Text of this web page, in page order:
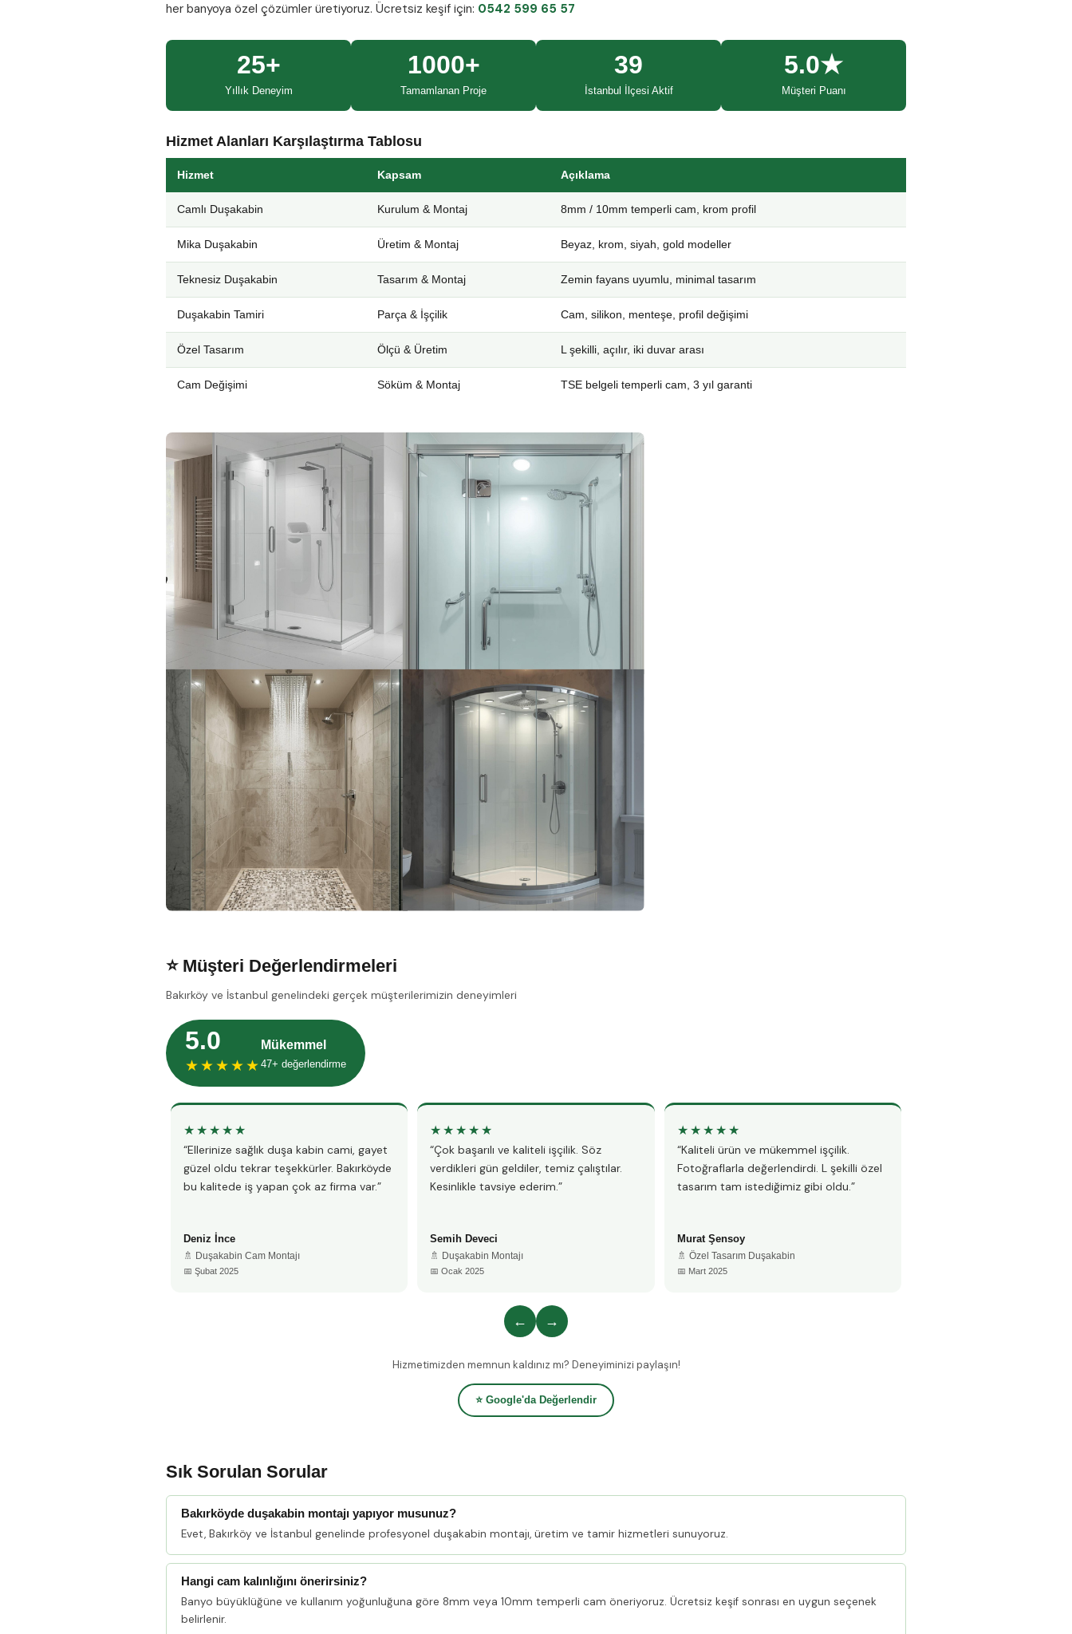
her banyoya özel çözümler üretiyoruz. Ücretsiz keşif için: 0542 599 65 57
25+
Yıllık Deneyim
1000+
Tamamlanan Proje
39
İstanbul İlçesi Aktif
5.0★
Müşteri Puanı
Hizmet Alanları Karşılaştırma Tablosu
Hizmet Kapsam Açıklama
Camlı Duşakabin Kurulum & Montaj 8mm / 10mm temperli cam, krom profil
Mika Duşakabin Üretim & Montaj Beyaz, krom, siyah, gold modeller
Teknesiz Duşakabin Tasarım & Montaj Zemin fayans uyumlu, minimal tasarım
Duşakabin Tamiri Parça & İşçilik Cam, silikon, menteşe, profil değişimi
Özel Tasarım Ölçü & Üretim L şekilli, açılır, iki duvar arası
Cam Değişimi Söküm & Montaj TSE belgeli temperli cam, 3 yıl garanti
⭐ Müşteri Değerlendirmeleri
Bakırköy ve İstanbul genelindeki gerçek müşterilerimizin deneyimleri
5.0
★★★★★
Mükemmel
47+ değerlendirme
★★★★★
“Ellerinize sağlık duşa kabin cami, gayet
güzel oldu tekrar teşekkürler. Bakırköyde
bu kalitede iş yapan çok az firma var.”
Deniz İnce
🚿 Duşakabin Cam Montajı
📅 Şubat 2025
★★★★★
“Çok başarılı ve kaliteli işçilik. Söz
verdikleri gün geldiler, temiz çalıştılar.
Kesinlikle tavsiye ederim.”
Semih Deveci
🚿 Duşakabin Montajı
📅 Ocak 2025
★★★★★
“Kaliteli ürün ve mükemmel işçilik.
Fotoğraflarla değerlendirdi. L şekilli özel
tasarım tam istediğimiz gibi oldu.”
Murat Şensoy
🚿 Özel Tasarım Duşakabin
📅 Mart 2025
← →
Hizmetimizden memnun kaldınız mı? Deneyiminizi paylaşın!
⭐ Google'da Değerlendir
Sık Sorulan Sorular
Bakırköyde duşakabin montajı yapıyor musunuz?
Evet, Bakırköy ve İstanbul genelinde profesyonel duşakabin montajı, üretim ve tamir hizmetleri sunuyoruz.
Hangi cam kalınlığını önerirsiniz?
Banyo büyüklüğüne ve kullanım yoğunluğuna göre 8mm veya 10mm temperli cam öneriyoruz. Ücretsiz keşif sonrası en uygun seçenek
belirlenir.